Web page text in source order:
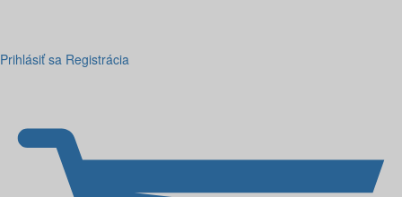
Prihlásiť sa Registrácia